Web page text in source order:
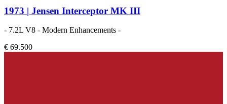
1973 | Jensen Interceptor MK III
- 7.2L V8 - Modern Enhancements -
€ 69.500